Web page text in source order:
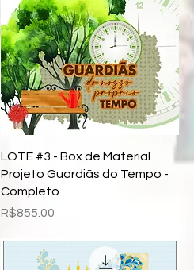
Quick View
LOTE #3 - Box de Material
Projeto Guardiãs do Tempo -
Completo
Price
R$855.00